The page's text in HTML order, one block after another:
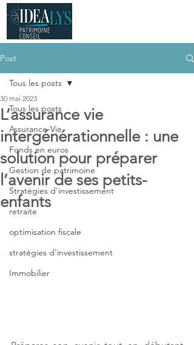
Post
Tous les posts
Assurance-Vie
Fonds en euros
Gestion de patrimoine
Stratégies d'investissement
retraite
optimisation fiscale
stratégies d'investissement
Immobilier
Tous les posts
L’assurance vie
intergénérationnelle : une
solution pour préparer
l’avenir de ses petits-
enfants
30 mai 2023